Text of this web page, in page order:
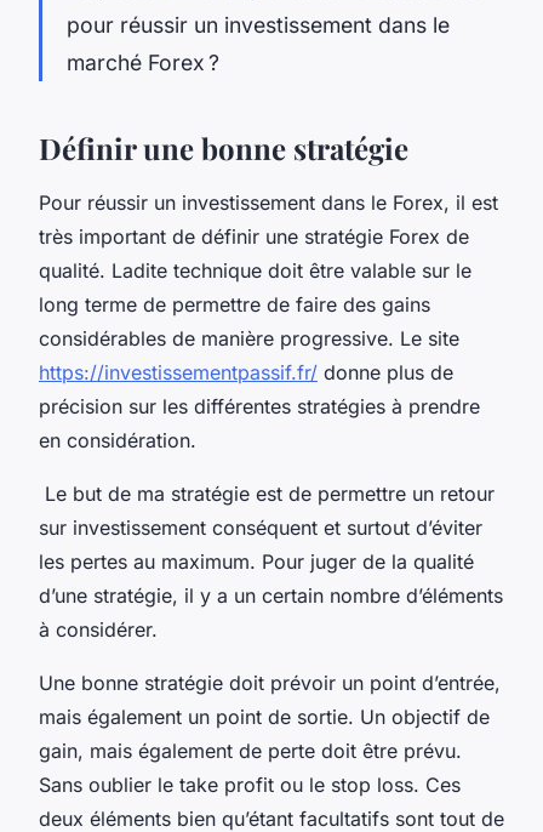
pour réussir un investissement dans le
marché Forex ?
Définir une bonne stratégie
Pour réussir un investissement dans le Forex, il est
très important de définir une stratégie Forex de
qualité. Ladite technique doit être valable sur le
long terme de permettre de faire des gains
considérables de manière progressive. Le site
https://investissementpassif.fr/ donne plus de
précision sur les différentes stratégies à prendre
en considération.
Le but de ma stratégie est de permettre un retour
sur investissement conséquent et surtout d’éviter
les pertes au maximum. Pour juger de la qualité
d’une stratégie, il y a un certain nombre d’éléments
à considérer.
Une bonne stratégie doit prévoir un point d’entrée,
mais également un point de sortie. Un objectif de
gain, mais également de perte doit être prévu.
Sans oublier le take profit ou le stop loss. Ces
deux éléments bien qu’étant facultatifs sont tout de